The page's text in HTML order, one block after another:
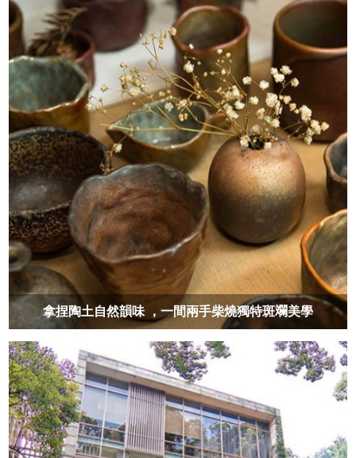
拿捏陶土自然韻味 ，一間兩手柴燒獨特斑斕美學